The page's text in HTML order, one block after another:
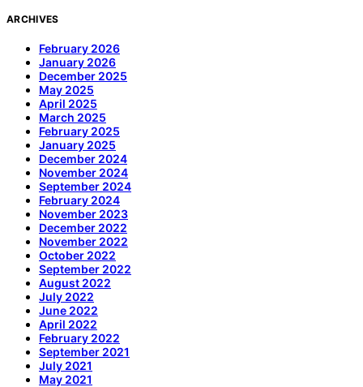
ARCHIVES
February 2026
January 2026
December 2025
May 2025
April 2025
March 2025
February 2025
January 2025
December 2024
November 2024
September 2024
February 2024
November 2023
December 2022
November 2022
October 2022
September 2022
August 2022
July 2022
June 2022
April 2022
February 2022
September 2021
July 2021
May 2021